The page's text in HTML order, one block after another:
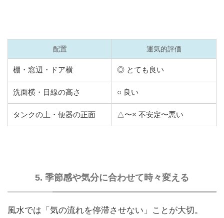
配置 運気的評価
棚・窓辺・ドア横 ◎ とても良い
洗面横・目線の高さ ○ 良い
タンクの上・便器の正面 △〜× 不安定〜悪い
5. 季節感や気分に合わせて時々変える
風水では「気の流れを停滞させない」ことが大切。